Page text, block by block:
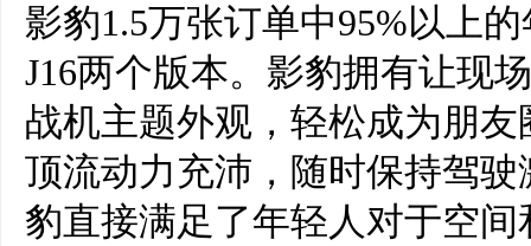
影豹1.5万张订单中95%以上
J16两个版本。影豹拥有让现
战机主题外观，轻松成为朋
顶流动力充沛，随时保持驾
豹直接满足了年轻人对于空